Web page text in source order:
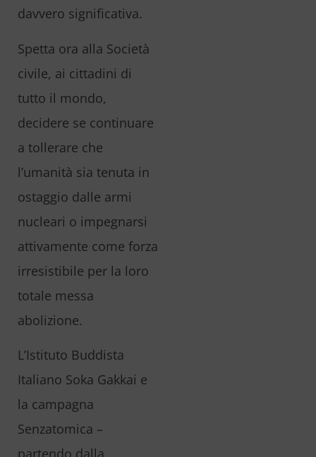
davvero significativa.
Spetta ora alla Società
civile, ai cittadini di
tutto il mondo,
decidere se continuare
a tollerare che
l’umanità sia tenuta in
ostaggio dalle armi
nucleari o impegnarsi
attivamente come forza
irresistibile per la loro
totale messa
abolizione.
L’Istituto Buddista
Italiano Soka Gakkai e
la campagna
Senzatomica –
partendo dalla